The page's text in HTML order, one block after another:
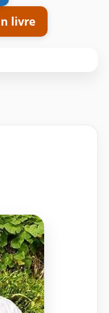
livre